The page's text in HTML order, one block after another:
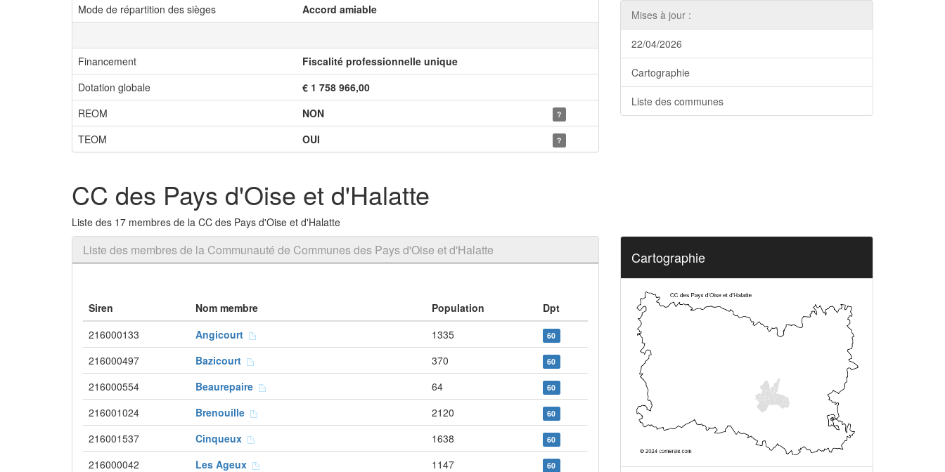
Mode de répartition des sièges
Accord amiable
Financement
Fiscalité professionnelle unique
Dotation globale
€ 1 758 966,00
REOM
NON ?
TEOM OUI ?
Mises à jour :
22/04/2026
Cartographie
Liste des communes
CC des Pays d'Oise et d'Halatte
Liste des 17 membres de la CC des Pays d'Oise et d'Halatte
Liste des membres de la Communauté de Communes des Pays d'Oise et d'Halatte
Siren Nom membre Population
Dpt
216000133
Angicourt 1335 60
216000497 Bazicourt 370 60
216000554 Beaurepaire 64 60
216001024 Brenouille 2120 60
216001537 Cinqueux 1638 60
216000042 Les Ageux 1147 60
Cartographie